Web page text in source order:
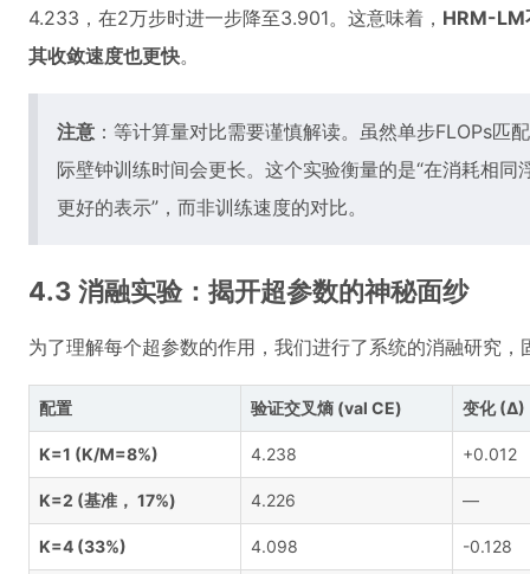
4.233，在2万步时进一步降至3.901。这意味着， HRM-LM
其收敛速度也更快。
注意 ：等计算量对比需要谨慎解读。虽然单步FLOPs匹
际壁钟训练时间会更长。这个实验衡量的是“在消耗相
更好的表示”，而非训练速度的对比。
4.3 消融实验：揭开超参数的神秘面纱
为了理解每个超参数的作用，我们进行了系统的消融研究
配置 验证交叉熵 (val CE) 变化 (∆)
K=1 (K/M=8%) 4.238 +0.012
K=2 (基准， 17%) 4.226 —
K=4 (33%) 4.098 -0.128